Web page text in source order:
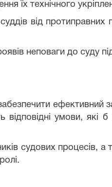
їх технічного
від
неповаги до суду
ефективний
умови, які
судових процесів,